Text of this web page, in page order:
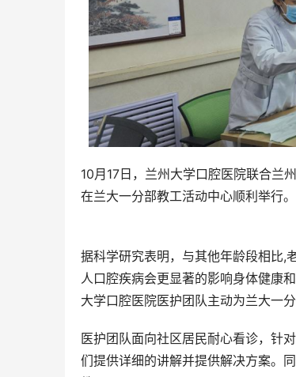
10月17日，兰州大学口腔医院联合兰
在兰大一分部教工活动中心顺利举行。
据科学研究表明，与其他年龄段相比,
人口腔疾病会更显著的影响身体健康
大学口腔医院医护团队主动为兰大一
医护团队面向社区居民耐心看诊，针
们提供详细的讲解并提供解决方案。